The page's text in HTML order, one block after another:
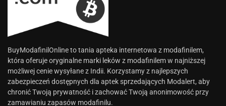
BuyModafinilOnline to tania apteka internetowa z modafinilem,
która oferuje oryginalne marki leków z modafinilem w najniższej
możliwej cenie wysyłane z Indii. Korzystamy z najlepszych
zabezpieczeń dostępnych dla aptek sprzedających Modalert, aby
chronić Twoją prywatność i zachować Twoją anonimowość przy
zamawianiu zapasów modafinilu.